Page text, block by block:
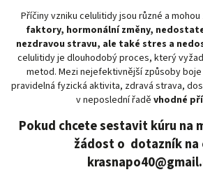
Příčiny vzniku celulitidy jsou různé a
faktory, hormonální změny,
nezdravou stravu, ale také stres a
celulitidy je dlouhodobý proces, který
metod. Mezi nejefektivnější způsoby
pravidelná fyzická aktivita, zdravá strava,
v neposlední řadě vhodné
Pokud chcete sestavit kúru na
žádost o dotazník na